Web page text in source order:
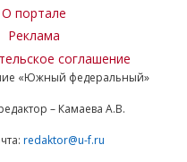
О портале
Реклама
соглашение
«Южный федеральный»
– Камаева А.В.
redaktor@u-f.ru